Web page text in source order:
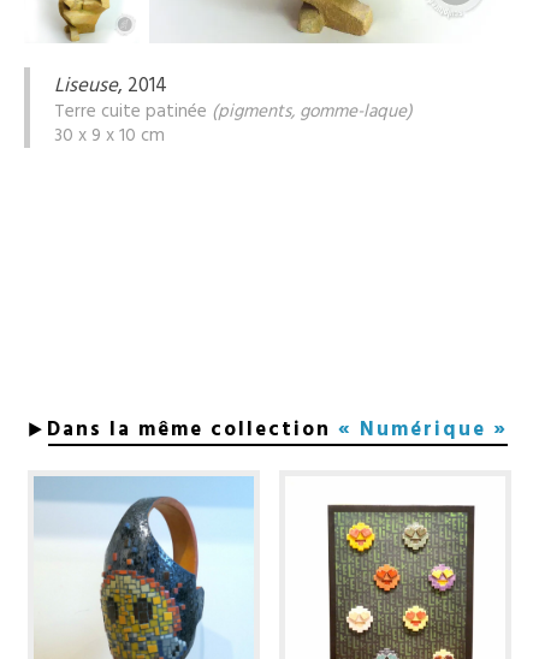
Liseuse, 2014
Terre cuite patinée (pigments, gomme-laque)
30 x 9 x 10 cm
Dans la même collection « Numérique »